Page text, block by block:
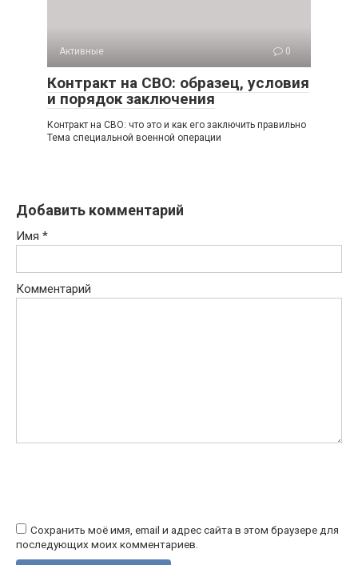
Активные 0
Контракт на СВО: образец, условия
и порядок заключения
Контракт на СВО: что это и как его заключить правильно
Тема специальной военной операции
Добавить комментарий
Имя *
Комментарий
Сохранить моё имя, email и адрес сайта в этом браузере для
последующих моих комментариев.